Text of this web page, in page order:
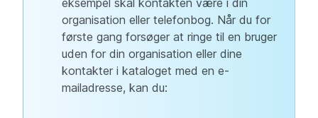
organisation eller telefonbog. Når du for
første gang forsøger at ringe til en bruger
uden for din organisation eller dine
kontakter i kataloget med en e-
mailadresse, kan du: